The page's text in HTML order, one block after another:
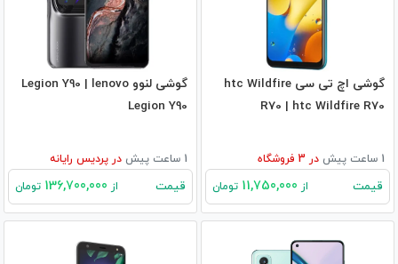
گوشی اچ تی سی htc Wildfire
R70 | htc Wildfire R70
1 ساعت پیش در فروشگاه
قیمت از تومان
گوشی لنوو Legion Y90 | lenovo
Legion Y90
1 ساعت پیش در پردیس رایانه
قیمت از تومان